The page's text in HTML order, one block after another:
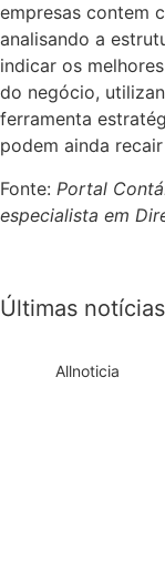
empresas contem
analisando a
indicar os
do negócio,
ferramenta
podem ainda
Fonte: Portal
especialista em
Últimas notícias
Allnoticia